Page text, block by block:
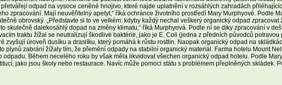
odpad na vysoce ceněné hnojivo, které najde uplatnění v rozsáhlých zahradách
zpracování. Mají neuvěřitelný apetyt,“ říká ochránce životního prostředí Mary Murphyové. Podle
obrovský. „Představte si to ve velkém: kdyby každý nechal veškerý organický odpad
skutečně dalekosáhlý dopad na změny klimatu,“ říká Murphyová. Podle ní se díky zpracování v
traktu žížal se neutralizují škodlivé baktérie, jako je E. Coli (jedna z předních původců
zvyšují úroveň dusíku a draslíku, který pomáhá k růstu rostlin. Naopak organický odpad na
plynů zabrání žížaly tím, že přemění odpady na stabilní organický materiál. Farma hotelu Mount
odpadu. Během necelého roku by však měla likvidovat všechen organický odpad hotelu. Podle
jako jsou školy nebo restaurace. Navíc může pomoci státu s problémem přeplněných skládek.